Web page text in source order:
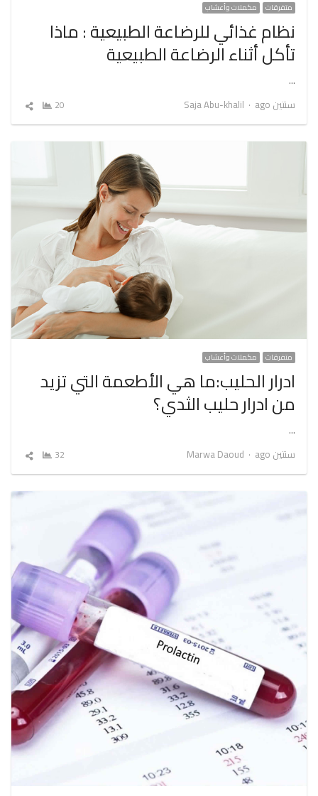
متفرقات مكملات وأعشاب
نظام غذائي للرضاعة الطبيعية : ماذا
تأكل أثناء الرضاعة الطبيعية
…
سنتين ago
Author
Saja Abu-khalil
20
شارك
متفرقات مكملات وأعشاب
ادرار الحليب:ما هي الأطعمة التي تزيد
من ادرار حليب الثدي؟
…
سنتين ago
Author
Marwa Daoud
32
شارك